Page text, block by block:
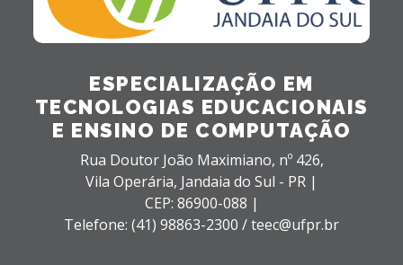
ESPECIALIZAÇÃO EM
TECNOLOGIAS EDUCACIONAIS
E ENSINO DE COMPUTAÇÃO
Rua Doutor João Maximiano, nº 426,
Vila Operária, Jandaia do Sul - PR |
CEP: 86900-088 |
Telefone: (41) 98863-2300 / teec@ufpr.br